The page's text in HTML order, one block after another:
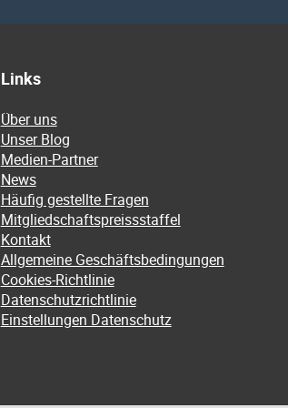
Links
Über uns
Unser Blog
Medien-Partner
News
Häufig gestellte Fragen
Mitgliedschaftspreissstaffel
Kontakt
Allgemeine Geschäftsbedingungen
Cookies-Richtlinie
Datenschutzrichtlinie
Einstellungen Datenschutz